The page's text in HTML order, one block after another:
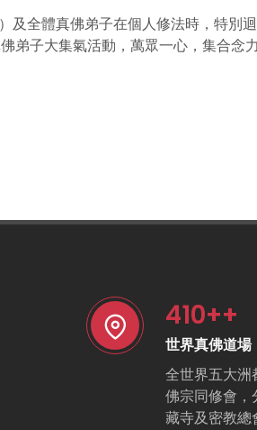
全體真佛弟子在個人修法時，特別
子大集氣活動，萬眾一心，集合念
410++
世界真佛道場
全世界五大洲
佛宗同修會，
藏寺及密教總